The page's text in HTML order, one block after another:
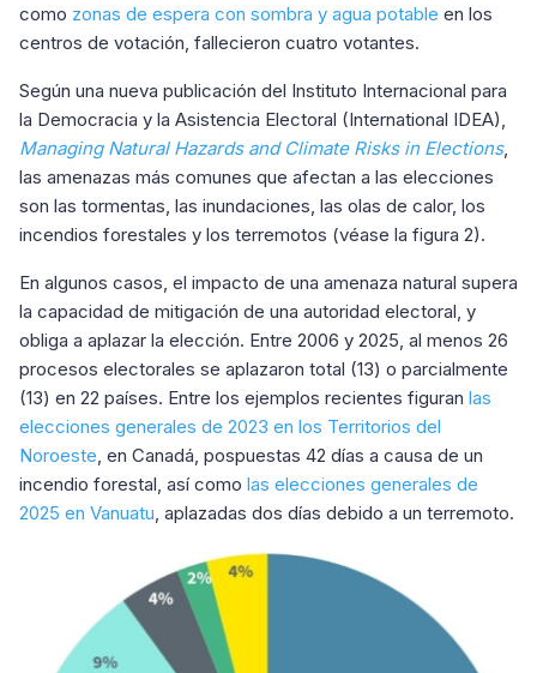
como zonas de espera con sombra y agua potable en los
centros de votación, fallecieron cuatro votantes.
Según una nueva publicación del Instituto Internacional para
la Democracia y la Asistencia Electoral (International IDEA),
Managing Natural Hazards and Climate Risks in Elections,
las amenazas más comunes que afectan a las elecciones
son las tormentas, las inundaciones, las olas de calor, los
incendios forestales y los terremotos (véase la figura 2).
En algunos casos, el impacto de una amenaza natural supera
la capacidad de mitigación de una autoridad electoral, y
obliga a aplazar la elección. Entre 2006 y 2025, al menos 26
procesos electorales se aplazaron total (13) o parcialmente
(13) en 22 países. Entre los ejemplos recientes figuran las
elecciones generales de 2023 en los Territorios del
Noroeste, en Canadá, pospuestas 42 días a causa de un
incendio forestal, así como las elecciones generales de
2025 en Vanuatu, aplazadas dos días debido a un terremoto.